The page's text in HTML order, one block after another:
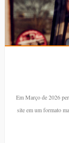
Em Março de 2026
site em um formato